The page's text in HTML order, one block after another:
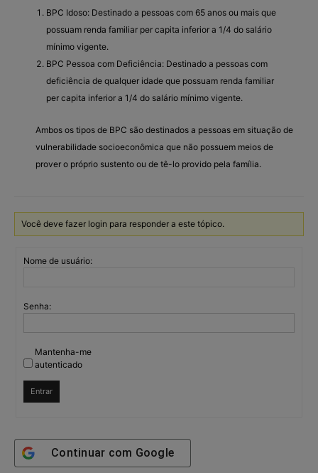
BPC Idoso: Destinado a pessoas com 65 anos ou mais que
possuam renda familiar per capita inferior a 1/4 do salário
mínimo vigente.
BPC Pessoa com Deficiência: Destinado a pessoas com
deficiência de qualquer idade que possuam renda familiar
per capita inferior a 1/4 do salário mínimo vigente.
Ambos os tipos de BPC são destinados a pessoas em situação de
vulnerabilidade socioeconômica que não possuem meios de
prover o próprio sustento ou de tê-lo provido pela família.
Você deve fazer login para responder a este tópico.
Nome de usuário:
Senha:
Mantenha-me
autenticado
Entrar
Continuar com Google